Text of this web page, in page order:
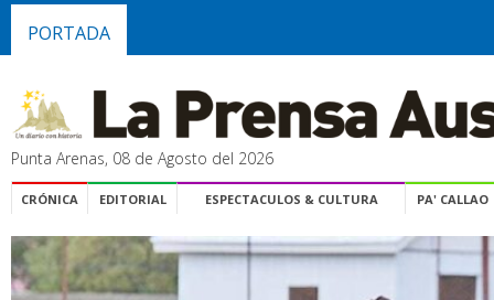
PORTADA
Punta Arenas, 08 de Agosto del 2026
CRÓNICA EDITORIAL ESPECTACULOS & CULTURA PA' CALLAO